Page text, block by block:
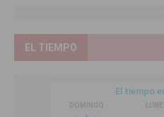
EL TIEMPO